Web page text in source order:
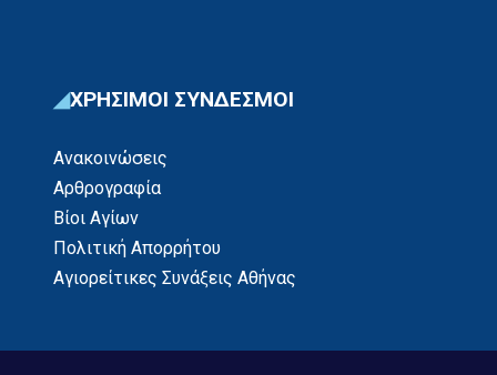
ΧΡΗΣΙΜΟΙ ΣΥΝΔΕΣΜΟΙ
Ανακοινώσεις
Αρθρογραφία
Βίοι Αγίων
Πολιτική Απορρήτου
Αγιορείτικες Συνάξεις Αθήνας